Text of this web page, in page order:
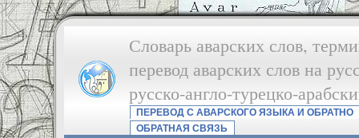
Словарь аварских слов,
перевод аварских слов на
русско-англо-турецко-
ПЕРЕВОД С АВАРСКОГО ЯЗЫКА И ОБРАТНО
ОБРАТНАЯ СВЯЗЬ